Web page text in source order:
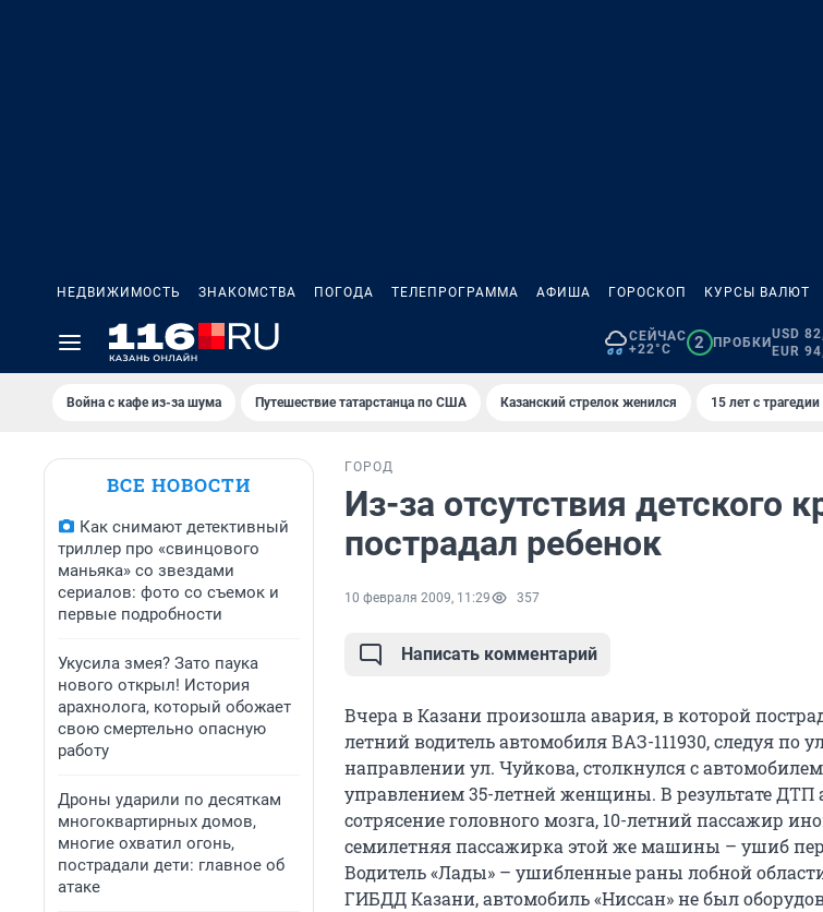
НЕДВИЖИМОСТЬ ЗНАКОМСТВА ПОГОДА ТЕЛЕПРОГРАММА АФИША ГОРОСКОП КУРСЫ ВАЛЮТ
СЕЙЧАС
+22°C
2 ПРОБКИ
USD
EUR
Война с кафе из-за шума Путешествие татарстанца по США Казанский стрелок женился 15 лет с
ВСЕ НОВОСТИ
Как снимают детективный
триллер про «свинцового
маньяка» со звездами
сериалов: фото со съемок и
первые подробности
Укусила змея? Зато паука
нового открыл! История
арахнолога, который обожает
свою смертельно опасную
работу
Дроны ударили по десяткам
многоквартирных домов,
многие охватил огонь,
пострадали дети: главное об
атаке
ГОРОД
Из-за отсутствия детского
пострадал ребенок
10 февраля 2009, 11:29 357
Написать комментарий
Вчера в Казани произошла авария, в которой
летний водитель автомобиля ВАЗ-111930, следуя по
направлении ул. Чуйкова, столкнулся с
управлением 35-летней женщины. В результате ДТП
сотрясение головного мозга, 10-летний пассажир
семилетняя пассажирка этой же машины – ушиб
Водитель «Лады» – ушибленные раны лобной
ГИБДД Казани, автомобиль «Ниссан» не был